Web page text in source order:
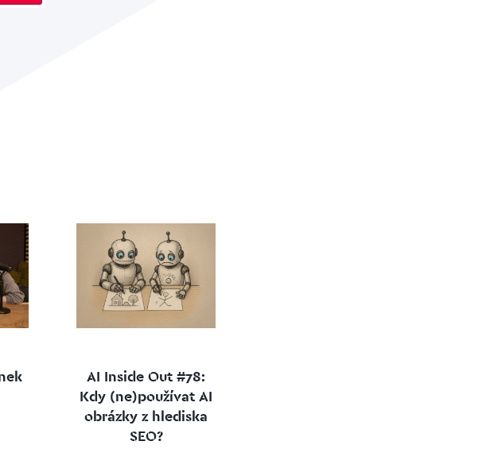
AI Inside Out #78:
Kdy (ne)používat AI
obrázky z hlediska
SEO?